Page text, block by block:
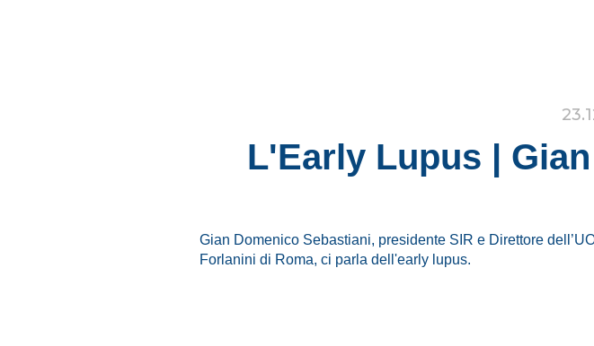
L'Early Lupus |
Gian Domenico Sebastiani, presidente SIR e Direttore
Forlanini di Roma, ci parla dell'early lupus.